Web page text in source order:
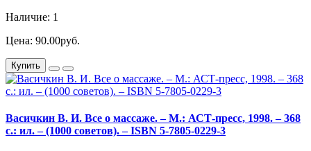
Наличие: 1
Цена: 90.00руб.
Купить
Васичкин В. И. Все о массаже. – М.: АСТ-пресс, 1998. – 368
с.: ил. – (1000 советов). – ISBN 5-7805-0229-3